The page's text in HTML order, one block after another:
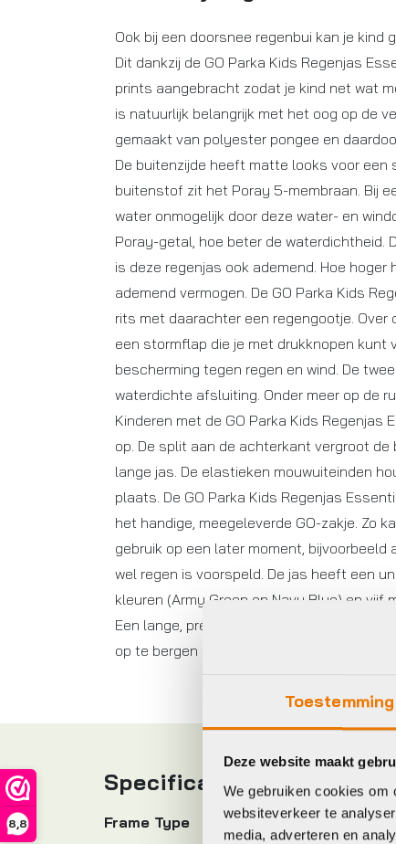
Toestemming
Deze website maakt
We gebruiken cookies om
websiteverkeer te
media, adverteren en
8,8
Ook bij een doorsnee regenbui kan je kind
Dit dankzij de GO Parka Kids Regenjas
prints aangebracht zodat je kind net wat
is natuurlijk belangrijk met het oog op de
gemaakt van polyester pongee en
De buitenzijde heeft matte looks voor een
buitenstof zit het Poray 5-membraan. Bij
water onmogelijk door deze water- en
Poray-getal, hoe beter de waterdichtheid.
is deze regenjas ook ademend. Hoe
ademend vermogen. De GO Parka Kids
rits met daarachter een regengootje.
een stormflap die je met drukknopen kunt
bescherming tegen regen en wind. De
waterdichte afsluiting. Onder meer op de
Kinderen met de GO Parka Kids Regenjas
op. De split aan de achterkant vergroot de
lange jas. De elastieken mouwuiteinden
plaats. De GO Parka Kids Regenjas
het handige, meegeleverde GO-zakje. Zo
gebruik op een later moment, bijvoorbeeld
wel regen is voorspeld. De jas heeft een
kleuren (Army Green en Navy Blue) en vijf
Een lange, prettig te dragen jas voor als
op te bergen in het meegeleverde GO-zakje.
Specificaties
Frame Type